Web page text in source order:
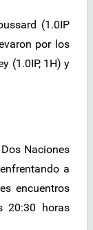
(1.0IP
por los
(1.0IP, 1H) y
Naciones
a
encuentros
20:30 horas